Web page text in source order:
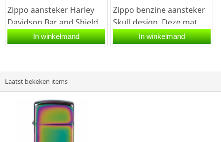
Zippo aansteker Harley
Davidson Bar and Shield.
Deze Zippo aansteker
heeft een geborsteld
In winkelmand
Zippo benzine aansteker
Skull design. Deze mat
zwart Zippo heeft een
slim design welke smaller
In winkelmand
Laatst bekeken items